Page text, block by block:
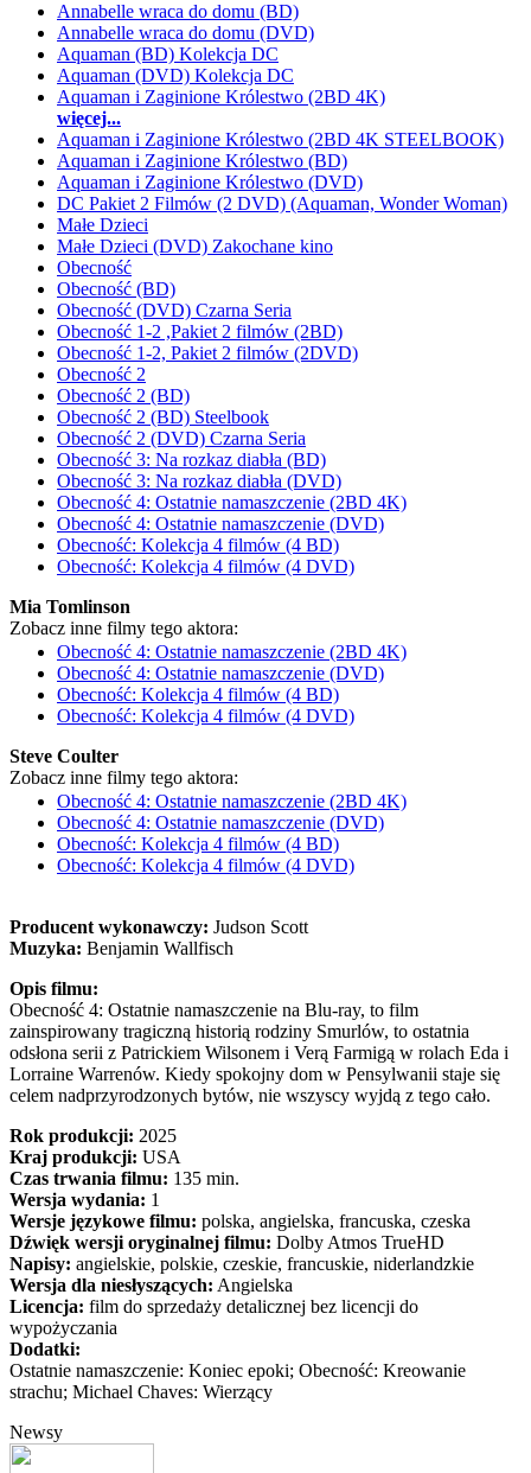
Annabelle wraca do domu (BD)
Annabelle wraca do domu (DVD)
Aquaman (BD) Kolekcja DC
Aquaman (DVD) Kolekcja DC
Aquaman i Zaginione Królestwo (2BD 4K)
więcej...
Aquaman i Zaginione Królestwo (2BD 4K STEELBOOK)
Aquaman i Zaginione Królestwo (BD)
Aquaman i Zaginione Królestwo (DVD)
DC Pakiet 2 Filmów (2 DVD) (Aquaman, Wonder Woman)
Małe Dzieci
Małe Dzieci (DVD) Zakochane kino
Obecność
Obecność (BD)
Obecność (DVD) Czarna Seria
Obecność 1-2 ,Pakiet 2 filmów (2BD)
Obecność 1-2, Pakiet 2 filmów (2DVD)
Obecność 2
Obecność 2 (BD)
Obecność 2 (BD) Steelbook
Obecność 2 (DVD) Czarna Seria
Obecność 3: Na rozkaz diabła (BD)
Obecność 3: Na rozkaz diabła (DVD)
Obecność 4: Ostatnie namaszczenie (2BD 4K)
Obecność 4: Ostatnie namaszczenie (DVD)
Obecność: Kolekcja 4 filmów (4 BD)
Obecność: Kolekcja 4 filmów (4 DVD)
Mia Tomlinson
Zobacz inne filmy tego aktora:
Obecność 4: Ostatnie namaszczenie (2BD 4K)
Obecność 4: Ostatnie namaszczenie (DVD)
Obecność: Kolekcja 4 filmów (4 BD)
Obecność: Kolekcja 4 filmów (4 DVD)
Steve Coulter
Zobacz inne filmy tego aktora:
Obecność 4: Ostatnie namaszczenie (2BD 4K)
Obecność 4: Ostatnie namaszczenie (DVD)
Obecność: Kolekcja 4 filmów (4 BD)
Obecność: Kolekcja 4 filmów (4 DVD)
Producent wykonawczy: Judson Scott
Muzyka: Benjamin Wallfisch
Opis filmu:
Obecność 4: Ostatnie namaszczenie na Blu-ray, to film
zainspirowany tragiczną historią rodziny Smurlów, to ostatnia
odsłona serii z Patrickiem Wilsonem i Verą Farmigą w rolach Eda i
Lorraine Warrenów. Kiedy spokojny dom w Pensylwanii staje się
celem nadprzyrodzonych bytów, nie wszyscy wyjdą z tego cało.
Rok produkcji: 2025
Kraj produkcji: USA
Czas trwania filmu: 135 min.
Wersja wydania: 1
Wersje językowe filmu: polska, angielska, francuska, czeska
Dźwięk wersji oryginalnej filmu: Dolby Atmos TrueHD
Napisy: angielskie, polskie, czeskie, francuskie, niderlandzkie
Wersja dla niesłyszących: Angielska
Licencja: film do sprzedaży detalicznej bez licencji do
wypożyczania
Dodatki:
Ostatnie namaszczenie: Koniec epoki; Obecność: Kreowanie
strachu; Michael Chaves: Wierzący
Newsy